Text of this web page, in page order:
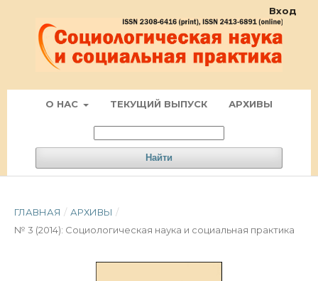
О НАС ТЕКУЩИЙ ВЫПУСК АРХИВЫ
Найти
Вход
ГЛАВНАЯ / АРХИВЫ /
№ 3 (2014): Социологическая наука и социальная практика